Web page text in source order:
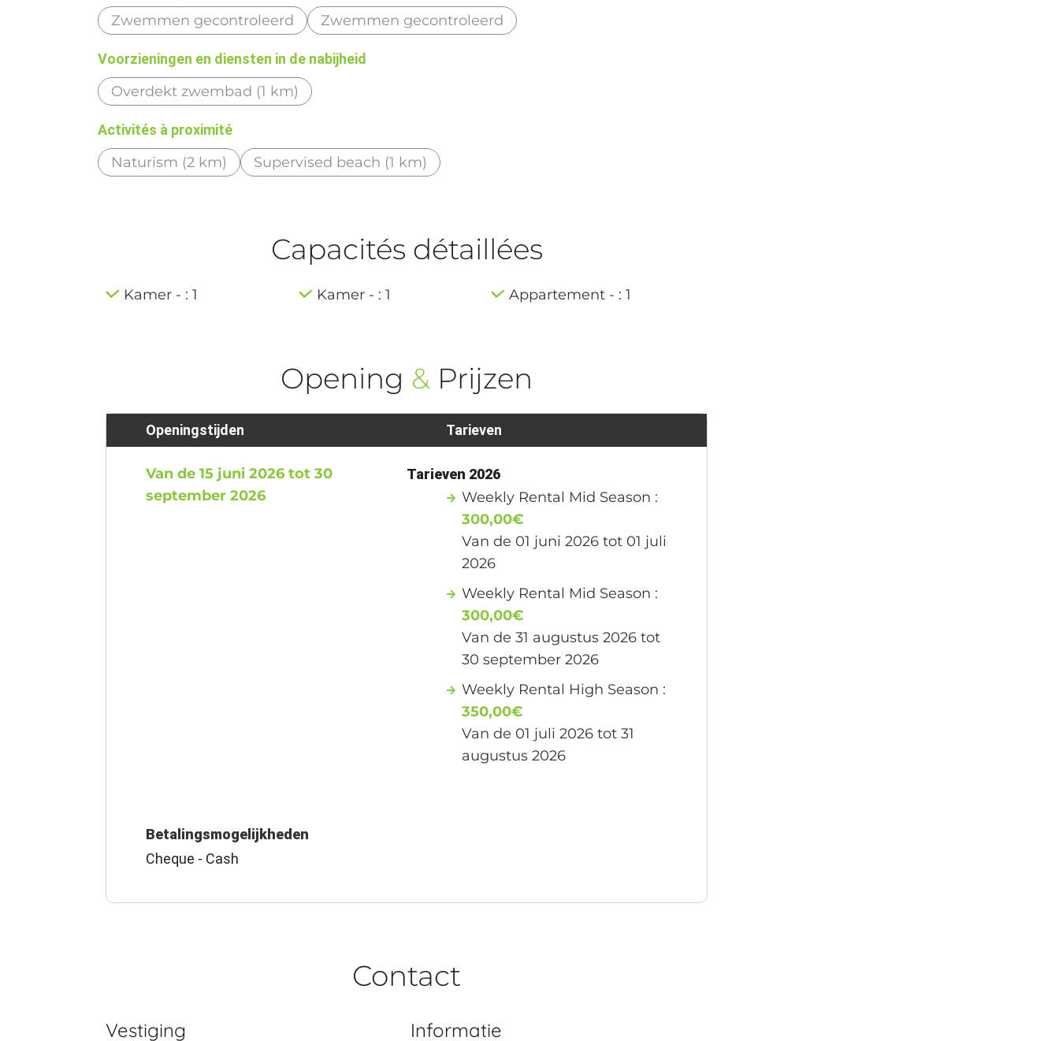
Zwemmen gecontroleerd Zwemmen gecontroleerd
Voorzieningen en diensten in de nabijheid
Overdekt zwembad (1 km)
Activités à proximité
Naturism (2 km) Supervised beach (1 km)
Capacités détaillées
Kamer - : 1 Kamer - : 1 Appartement - : 1
Opening & Prijzen
Openingstijden
Van de 15 juni 2026 tot 30
september 2026
Tarieven
Tarieven 2026
Weekly Rental Mid Season :
300,00€
Van de 01 juni 2026 tot 01 juli
2026
Weekly Rental Mid Season :
300,00€
Van de 31 augustus 2026 tot
30 september 2026
Weekly Rental High Season :
350,00€
Van de 01 juli 2026 tot 31
augustus 2026
Betalingsmogelijkheden
Cheque - Cash
Contact
Vestiging Informatie